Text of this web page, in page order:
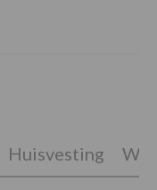
Huisvesting